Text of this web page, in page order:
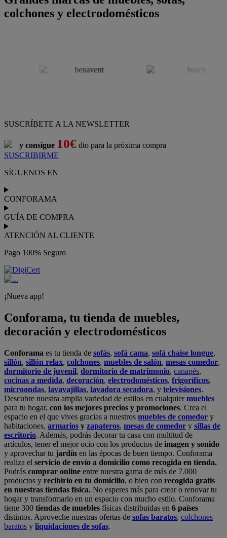
colchones y electrodomésticos
SUSCRÍBETE A LA NEWSLETTER
y consigue 10€ dto para la próxima compra
SUSCRIBIRME
SÍGUENOS EN
CONFORAMA
GUÍA DE COMPRA
ATENCIÓN AL CLIENTE
Pago 100% Seguro
¡Nueva app!
Conforama, tu tienda de muebles,
decoración y electrodomésticos
Conforama es tu tienda de sofás, sofá cama, sofá chaise longue,
sillón, sillón relax, colchones, muebles de salón, mesas comedor,
dormitorio de juvenil, dormitorio de matrimonio, canapés,
cocinas a medida, decoración, electrodomésticos, frigoríficos,
microondas, lavavajillas, lavadora secadora, y televisiones.
Descubre nuestra amplia variedad de estilos en cualquiermuebles
para tu hogar, con los mejores precios y promociones. Crea el
espacio en el que vives gracias a nuestros muebles de comedor y
habitaciones, armarios y zapateros, mesas de comedor y sillas de
escritorio. Además, podrás decorar tu casa con multitud de
artículos, tener el mejor ocio con los productos de imagen y sonido
y aprovechar tu jardín en las épocas de buen tiempo. Conforama
realiza el servicio de envío a domicilio como recogida en tienda.
Podrás comprar online entre nuestra gama de más de 7.000
productos y recibirlo en tu domicilio, o bien con recogida gratis
en nuestras tiendas física. No esperes más para crear o renovar tu
hogar y transformarlo en un espacio con mucho estilo. Conforama
tiene 300 tiendas de muebles físicas distribuidas en 6 países
distintos. Aproveche nuestras ofertas de sofas baratos, colchones
baratos y liquidaciones de sofas.